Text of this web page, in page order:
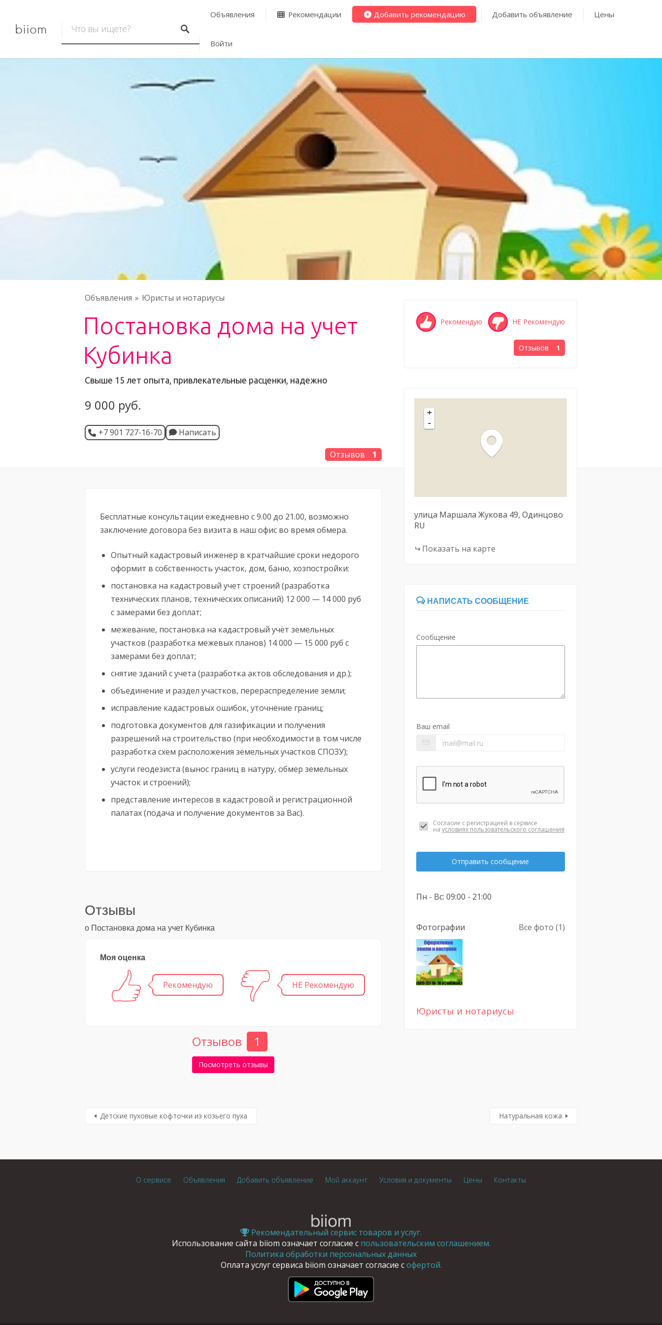
biiom
Объявления Рекомендации Добавить рекомендацию Добавить объявление Цены
Войти
Объявления Юристы и нотариусы
Постановка дома на учет
Кубинка
Свыше 15 лет опыта, привлекательные расценки, надежно
9 000 руб.
+7 901 727-16-70 Написать
Отзывов 1
Бесплатные консультации ежедневно с 9.00 до 21.00, возможно
заключение договора без визита в наш офис во время обмера.
Опытный кадастровый инженер в кратчайшие сроки недорого
оформит в собственность участок, дом, баню, хозпостройки:
постановка на кадастровый учет строений (разработка
технических планов, технических описаний) 12 000 — 14 000 руб
с замерами без доплат;
межевание, постановка на кадастровый учёт земельных
участков (разработка межевых планов) 14 000 — 15 000 руб с
замерами без доплат;
снятие зданий с учета (разработка актов обследования и др.);
объединение и раздел участков, перераспределение земли;
исправление кадастровых ошибок, уточнение границ;
подготовка документов для газификации и получения
разрешений на строительство (при необходимости в том числе
разработка схем расположения земельных участков СПОЗУ);
услуги геодезиста (вынос границ в натуру, обмер земельных
участок и строений);
представление интересов в кадастровой и регистрационной
палатах (подача и получение документов за Вас).
Отзывы
о Постановка дома на учет Кубинка
Моя оценка
Рекомендую НЕ Рекомендую
Отзывов 1
Посмотреть отзывы
Рекомендую НЕ Рекомендую
Отзывов 1
+
-
улица Маршала Жукова 49 Одинцово
RU
Показать на карте
НАПИСАТЬ СООБЩЕНИЕ
Сообщение
Ваш email
Согласие с регистрацией в сервисе
на условиях пользовательского соглашения
Отправить сообщение
Пн - Вс: 09:00 - 21:00
Фотографии Все фото (1)
Юристы и нотариусы
Детские пуховые кофточки из козьего пуха Натуральная кожа
О сервисе Объявления Добавить объявление Мой аккаунт Условия и документы Цены Контакты
Рекомендательный сервис товаров и услуг.
Использование сайта biiom означает согласие с пользовательским соглашением.
Политика обработки персональных данных
Оплата услуг сервиса biiom означает согласие софертой.